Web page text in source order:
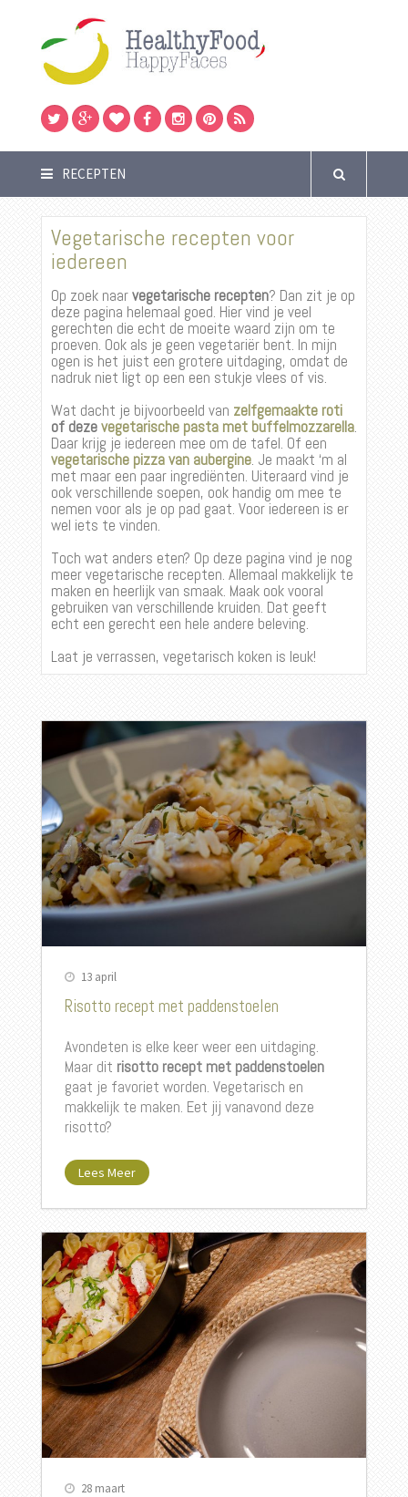
RECEPTEN
Vegetarische recepten voor
iedereen
Op zoek naarvegetarische recepten? Dan zit je op
deze pagina helemaal goed. Hier vind je veel
gerechten die echt de moeite waard zijn om te
proeven. Ook als je geen vegetariër bent. In mijn
ogen is het juist een grotere uitdaging, omdat de
nadruk niet ligt op een een stukje vlees of vis.
Wat dacht je bijvoorbeeld van zelfgemaakte roti
of dezevegetarische pasta met buffelmozzarella.
Daar krijg je iedereen mee om de tafel. Of een
vegetarische pizza van aubergine. Je maakt ‘m al
met maar een paar ingrediënten. Uiteraard vind je
ook verschillende soepen, ook handig om mee te
nemen voor als je op pad gaat. Voor iedereen is er
wel iets te vinden.
Toch wat anders eten? Op deze pagina vind je nog
meer vegetarische recepten. Allemaal makkelijk te
maken en heerlijk van smaak. Maak ook vooral
gebruiken van verschillende kruiden. Dat geeft
echt een gerecht een hele andere beleving.
Laat je verrassen, vegetarisch koken is leuk!
13 april
Risotto recept met paddenstoelen
Avondeten is elke keer weer een uitdaging.
Maar dit risotto recept met paddenstoelen
gaat je favoriet worden. Vegetarisch en
makkelijk te maken. Eet jij vanavond deze
risotto?
Lees Meer
28 maart